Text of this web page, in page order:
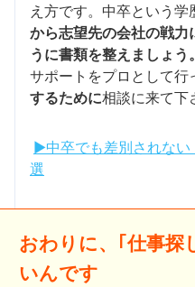
え方です。中卒という学
から志望先の会社の戦力
うに書類を整えましょう。
サポートをプロとして行
するために相談に来て下
▶中卒でも差別されな
選
おわりに、｢仕事探
いんです